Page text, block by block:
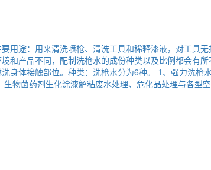
用途：用来清洗喷枪、清洗工具和稀释漆液，对工具
和产品不同，配制洗枪水的成份种类以及比例都会有
身体接触部位。种类：洗枪水分为6种。 1、强力洗枪
物菌药剂生化涂漆解粘废水处理、危化品处理与各型